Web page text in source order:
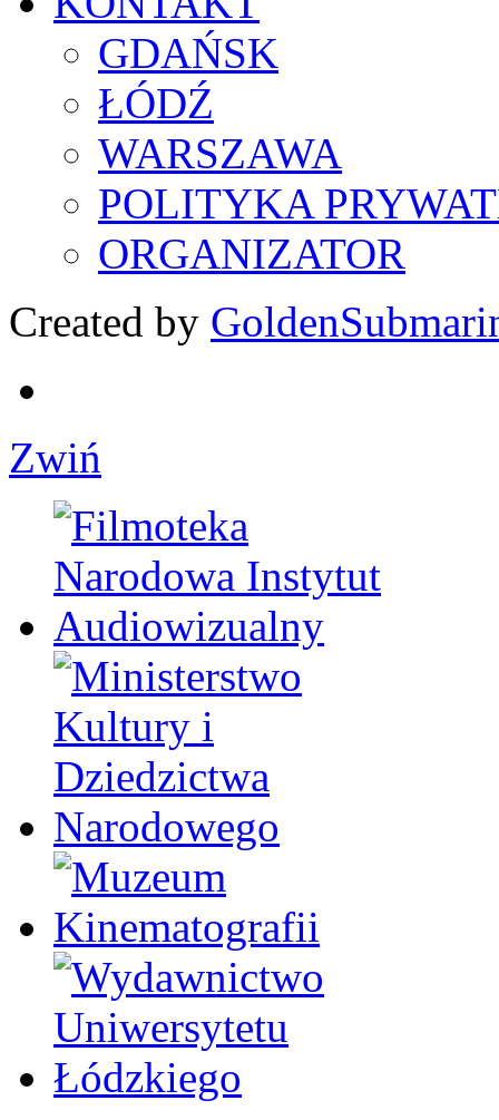
GDAŃSK
ŁÓDŹ
WARSZAWA
POLITYKA
ORGANIZATOR
Created by
Zwiń